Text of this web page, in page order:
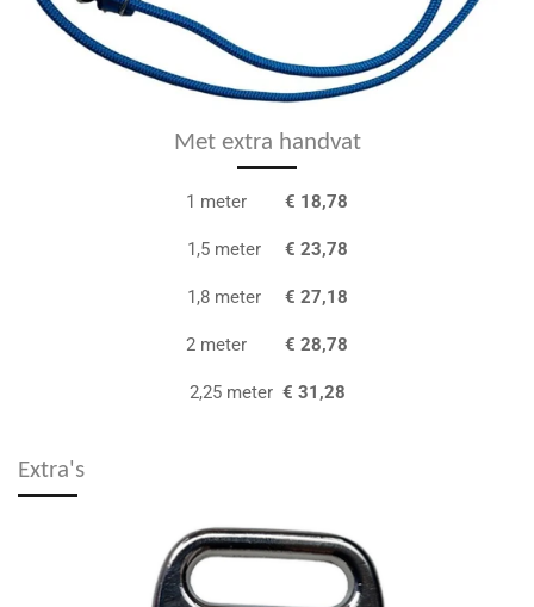
Met extra handvat
1 meter € 18,78
1,5 meter € 23,78
1,8 meter € 27,18
2 meter € 28,78
2,25 meter € 31,28
Extra's